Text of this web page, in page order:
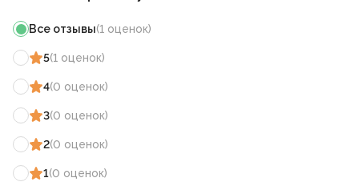
Все отзывы(1 оценок)
5(1 оценок)
4(0 оценок)
3(0 оценок)
2(0 оценок)
1(0 оценок)